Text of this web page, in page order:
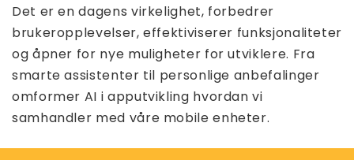
Det er en dagens virkelighet, forbedrer
brukeropplevelser, effektiviserer funksjonaliteter
og åpner for nye muligheter for utviklere. Fra
smarte assistenter til personlige anbefalinger
omformer AI i apputvikling hvordan vi
samhandler med våre mobile enheter.